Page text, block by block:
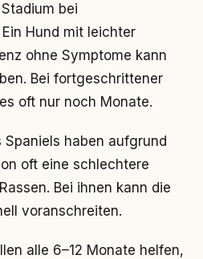
bei
Hund mit leichter
ohne Symptome kann
Bei fortgeschrittener
oft nur noch Monate.
Spaniels haben aufgrund
oft eine schlechtere
Bei ihnen kann die
voranschreiten.
alle 6–12 Monate helfen,